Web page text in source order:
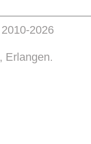
2026
, Erlangen.